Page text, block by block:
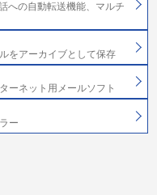
への自動転送機能、マルチ
をアーカイブとして保存
ーネット用メールソフト
ー